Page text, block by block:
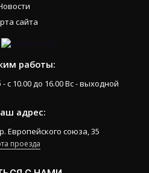
сайта
работы:
с 10.00 до 16.00 Вс - выходной
адрес:
Европейского союза, 35
проезда